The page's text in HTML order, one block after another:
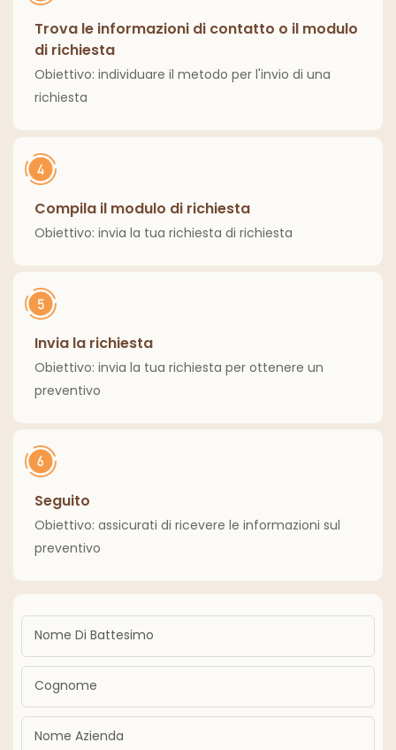
Trova le informazioni di contatto o il modulo
di richiesta
Obiettivo: individuare il metodo per l'invio di una
richiesta
Compila il modulo di richiesta
Obiettivo: invia la tua richiesta di richiesta
Invia la richiesta
Obiettivo: invia la tua richiesta per ottenere un
preventivo
Seguito
Obiettivo: assicurati di ricevere le informazioni sul
preventivo
Nome Di Battesimo
Cognome
Nome Azienda